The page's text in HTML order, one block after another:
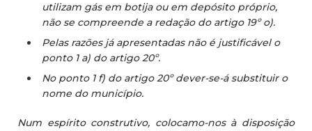
utilizam gás em botija ou em depósito próprio,
não se compreende a redação do artigo 19º o).
Pelas razões já apresentadas não é justificável o
ponto 1 a) do artigo 20º.
No ponto 1 f) do artigo 20º dever-se-á substituir o
nome do município.
Num espírito construtivo, colocamo-nos à disposição